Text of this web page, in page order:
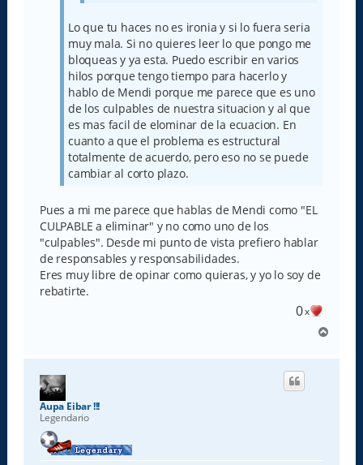
Lo que tu haces no es ironia y si lo fuera seria
muy mala. Si no quieres leer lo que pongo me
bloqueas y ya esta. Puedo escribir en varios
hilos porque tengo tiempo para hacerlo y
hablo de Mendi porque me parece que es uno
de los culpables de nuestra situacion y al que
es mas facil de elominar de la ecuacion. En
cuanto a que el problema es estructural
totalmente de acuerdo, pero eso no se puede
cambiar al corto plazo.
Pues a mi me parece que hablas de Mendi como "EL
CULPABLE a eliminar" y no como uno de los
"culpables". Desde mi punto de vista prefiero hablar
de responsables y responsabilidades.
Eres muy libre de opinar como quieras, y yo lo soy de
rebatirte.
0x
r
Aupa Eibar !!!
Legendario